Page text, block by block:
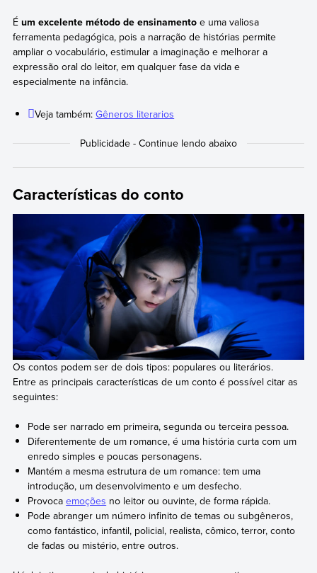
É um excelente método de ensinamentoe uma valiosa
ferramenta pedagógica, pois a narração de histórias permite
ampliar o vocabulário, estimular a imaginação e melhorar a
expressão oral do leitor, em qualquer fase da vida e
especialmente na infância.
Veja também:Gêneros literarios
Características do conto
Os contos podem ser de dois tipos: populares ou literários.
Entre as principais características de um conto é possível citar as
seguintes:
Pode ser narrado em primeira, segunda ou terceira pessoa.
Diferentemente de um romance, é uma história curta com um
enredo simples e poucas personagens.
Mantém a mesma estrutura de um romance: tem uma
introdução, um desenvolvimento e um desfecho.
Provocaemoções no leitor ou ouvinte, de forma rápida.
Pode abranger um número infinito de temas ou subgêneros,
como fantástico, infantil, policial, realista, cômico, terror, conto
de fadas ou mistério, entre outros.